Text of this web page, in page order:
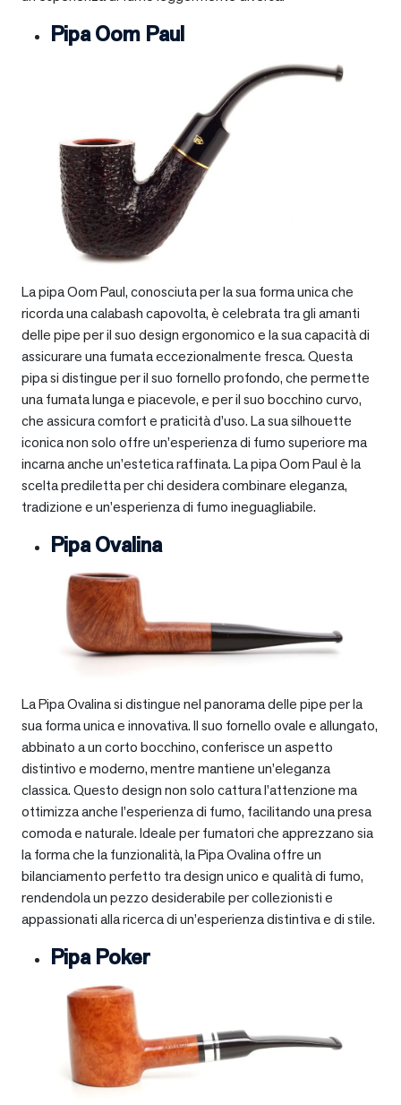
Pipa Oom Paul
La pipa Oom Paul, conosciuta per la sua forma unica che
ricorda una calabash capovolta, è celebrata tra gli amanti
delle pipe per il suo design ergonomico e la sua capacità di
assicurare una fumata eccezionalmente fresca. Questa
pipa si distingue per il suo fornello profondo, che permette
una fumata lunga e piacevole, e per il suo bocchino curvo,
che assicura comfort e praticità d’uso. La sua silhouette
iconica non solo offre un’esperienza di fumo superiore ma
incarna anche un’estetica raffinata. La pipa Oom Paul è la
scelta prediletta per chi desidera combinare eleganza,
tradizione e un’esperienza di fumo ineguagliabile.
Pipa Ovalina
La Pipa Ovalina si distingue nel panorama delle pipe per la
sua forma unica e innovativa. Il suo fornello ovale e allungato,
abbinato a un corto bocchino, conferisce un aspetto
distintivo e moderno, mentre mantiene un’eleganza
classica. Questo design non solo cattura l’attenzione ma
ottimizza anche l’esperienza di fumo, facilitando una presa
comoda e naturale. Ideale per fumatori che apprezzano sia
la forma che la funzionalità, la Pipa Ovalina offre un
bilanciamento perfetto tra design unico e qualità di fumo,
rendendola un pezzo desiderabile per collezionisti e
appassionati alla ricerca di un’esperienza distintiva e di stile.
Pipa Poker